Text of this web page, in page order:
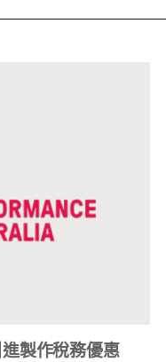
製作稅務優惠